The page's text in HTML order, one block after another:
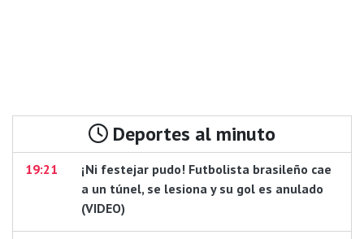
Deportes al minuto
19:21
¡Ni festejar pudo! Futbolista brasileño cae
a un túnel, se lesiona y su gol es anulado
(VIDEO)